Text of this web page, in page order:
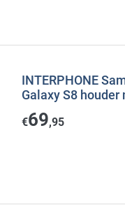
INTERPHONE
Galaxy S8 houder
€69,95